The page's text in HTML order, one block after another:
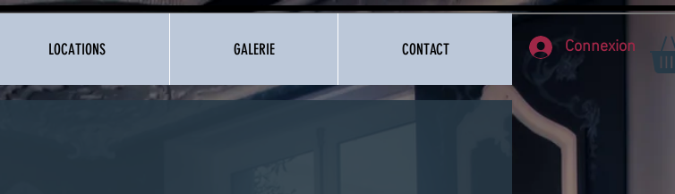
LOCATIONS GALERIE CONTACT Connexion